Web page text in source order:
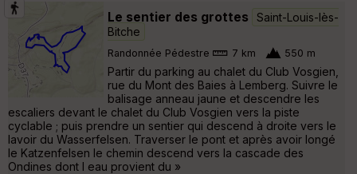
Le sentier des grottes
Saint-Louis-lès-
Bitche
Randonnée Pédestre 7 km 550 m
Partir du parking au chalet du Club Vosgien,
rue du Mont des Baies à Lemberg. Suivre le
balisage anneau jaune et descendre les
escaliers devant le chalet du Club Vosgien vers la piste
cyclable ; puis prendre un sentier qui descend à droite vers le
lavoir du Wasserfelsen. Traverser le pont et après avoir longé
le Katzenfelsen le chemin descend vers la cascade des
Ondines dont l eau provient du »